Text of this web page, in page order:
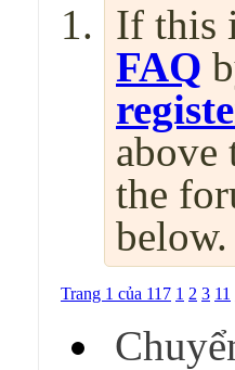
If this
FAQ
above
the
below.
Trang 1 của 117 1 2 3 11